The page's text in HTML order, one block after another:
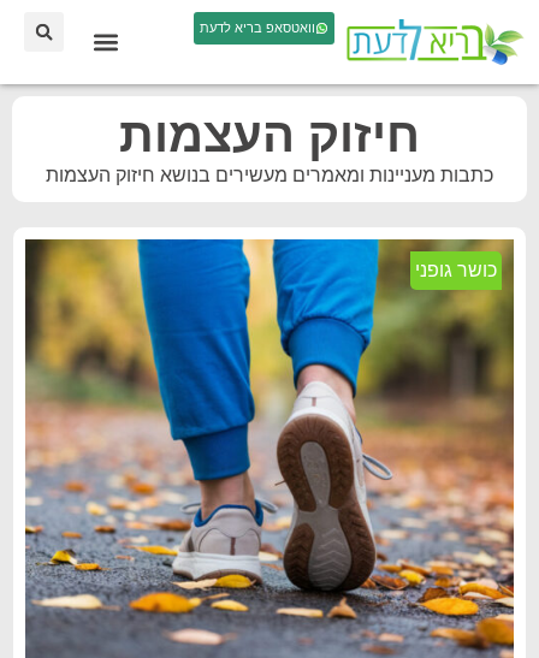
וואטסאפ בריא לדעת
חיזוק העצמות
כתבות מעניינות ומאמרים מעשירים בנושא חיזוק העצמות
כושר גופני